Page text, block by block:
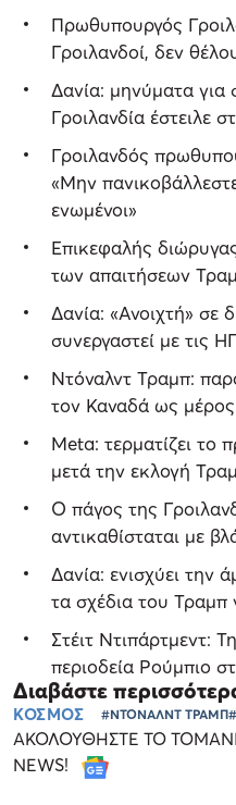
Πρωθυπουργός
Γροιλανδοί, δεν
Δανία: μηνύματα για
Γροιλανδία έστειλε
Γροιλανδός
«Μην
ενωμένοι»
Επικεφαλής
των απαιτήσεων
Δανία: «Ανοιχτή» σε
συνεργαστεί με τις
Ντόναλντ Τραμπ:
τον Καναδά ως
Meta: τερματίζει
μετά την εκλογή
Ο πάγος της
αντικαθίσταται με
Δανία: ενισχύει την
τα σχέδια του Τραμπ
Στέιτ Ντιπάρτμεντ:
περιοδεία Ρούμπιο
Διαβάστε
ΚΟΣΜΟΣ #ΝΤΟΝΑΛΝΤ ΤΡΑΜΠ
ΑΚΟΛΟΥΘΗΣΤΕ ΤΟ
NEWS!